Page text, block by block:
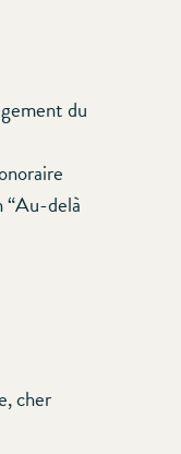
du
“Au-delà
cher